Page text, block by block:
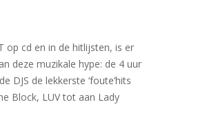
op cd en in de hitlijsten, is er
deze muzikale hype: de 4 uur
DJS de lekkerste ‘foute’hits
Block, LUV tot aan Lady